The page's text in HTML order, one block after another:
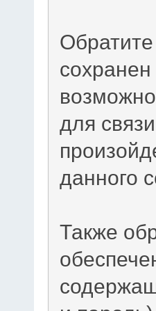
для
данного
Также